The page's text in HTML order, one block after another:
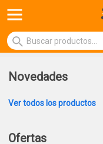
Novedades
Ver todos los productos
Ofertas